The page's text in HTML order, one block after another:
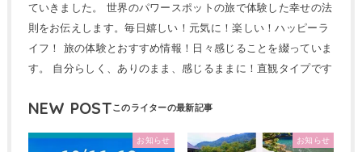
ていきました。 世界のパワースポットの旅で体験した幸せの法
則をお伝えします。毎日嬉しい！元気に！楽しい！ハッピーラ
イフ！ 旅の体験とおすすめ情報！日々感じることを綴っていま
す。 自分らしく、ありのまま、感じるままに！直観タイプです
NEW POST
お知らせ お知らせ